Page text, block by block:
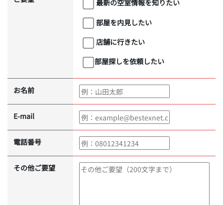
最新の空室情報を知りたい
部屋を内見したい
店舗に行きたい
部屋探しを依頼したい
お名前
E-mail
電話番号
その他ご要望